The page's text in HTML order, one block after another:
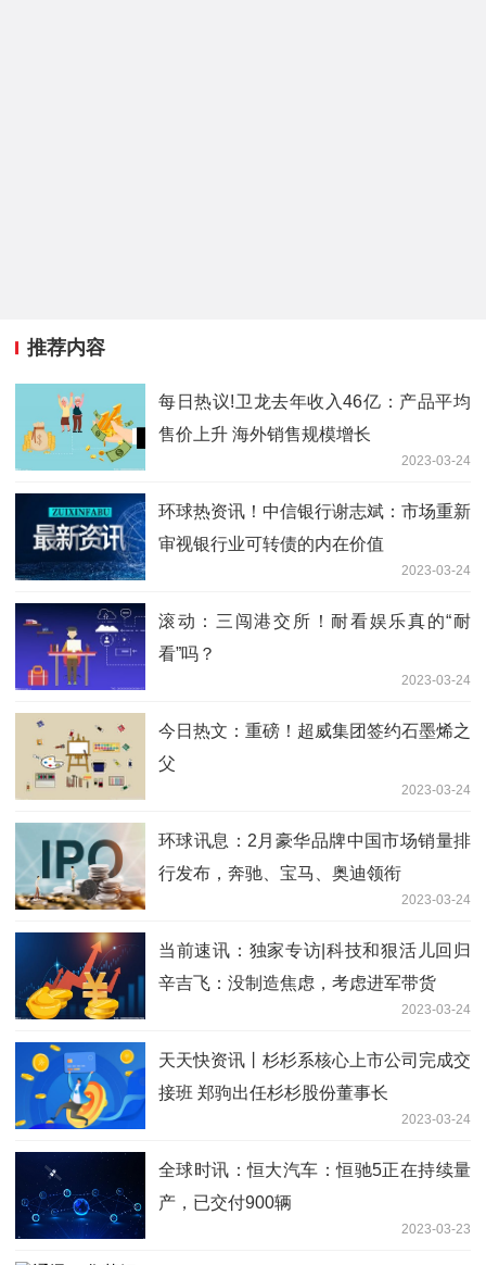
推荐内容
每日热议!卫龙去年收入46亿：产品平均
售价上升 海外销售规模增长
2023-03-24
环球热资讯！中信银行谢志斌：市场重新
审视银行业可转债的内在价值
2023-03-24
滚动：三闯港交所！耐看娱乐真的“耐
看”吗？
2023-03-24
今日热文：重磅！超威集团签约石墨烯之
父
2023-03-24
环球讯息：2月豪华品牌中国市场销量排
行发布，奔驰、宝马、奥迪领衔
2023-03-24
当前速讯：独家专访|科技和狠活儿回归
辛吉飞：没制造焦虑，考虑进军带货
2023-03-24
天天快资讯丨杉杉系核心上市公司完成交
接班 郑驹出任杉杉股份董事长
2023-03-24
全球时讯：恒大汽车：恒驰5正在持续量
产，已交付900辆
2023-03-23